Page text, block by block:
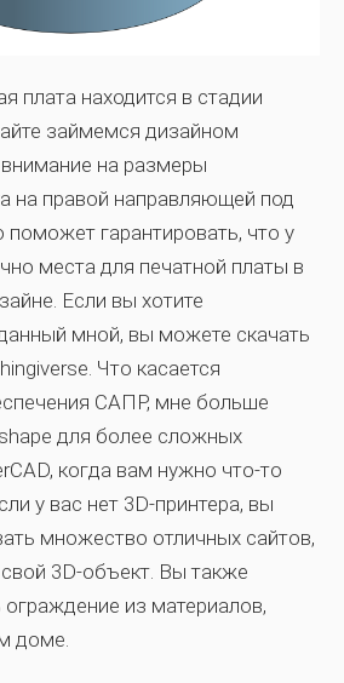
плата находится в стадии
займемся дизайном
на размеры
на правой направляющей под
поможет гарантировать, что у
места для печатной платы в
Если вы хотите
мной, вы можете скачать
Что касается
САПР, мне больше
для более сложных
когда вам нужно что-то
у вас нет 3D-принтера, вы
множество отличных сайтов,
3D-объект. Вы также
из материалов,
доме.